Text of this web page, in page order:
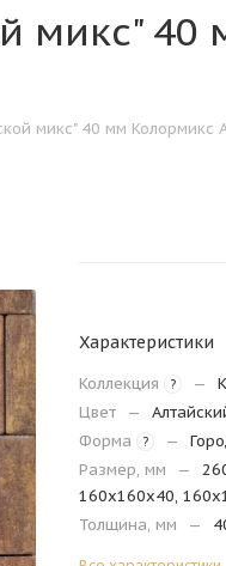
микс"
микс" 40 мм Колормикс
Характеристики
Коллекция ? —
Цвет
—
Форма
? —
Размер, мм
—
160х160х40,
Толщина, мм
—